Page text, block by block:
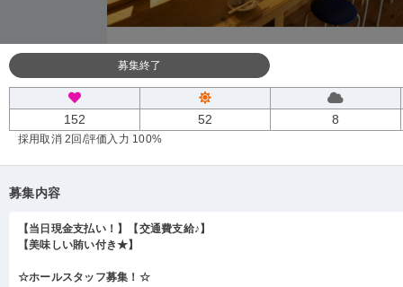
募集終了
152 52 8
採用取消 2回 /評価入力 100%
募集内容
【当日現金支払い！】【交通費支給♪】
【美味しい賄い付き★】
☆ホールスタッフ募集！☆